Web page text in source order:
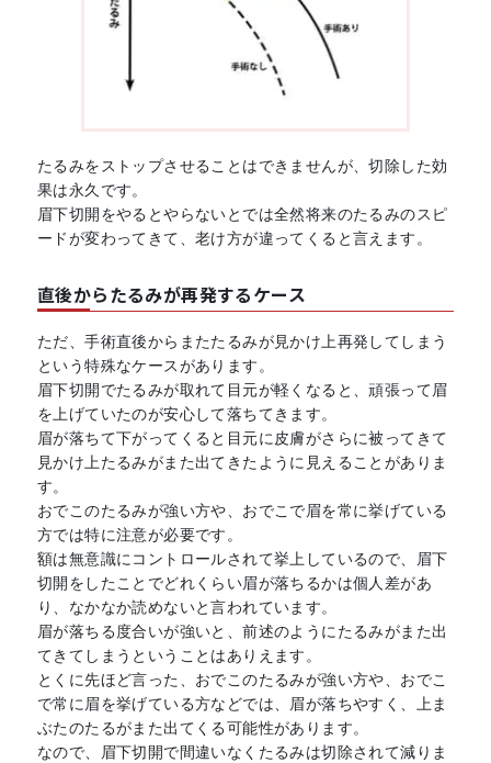
たるみをストップさせることはできませんが、切除した効
果は永久です。
眉下切開をやるとやらないとでは全然将来のたるみのスピ
ードが変わってきて、老け方が違ってくると言えます。
直後からたるみが再発するケース
ただ、手術直後からまたたるみが見かけ上再発してしまう
という特殊なケースがあります。
眉下切開でたるみが取れて目元が軽くなると、頑張って眉
を上げていたのが安心して落ちてきます。
眉が落ちて下がってくると目元に皮膚がさらに被ってきて
見かけ上たるみがまた出てきたように見えることがありま
す。
おでこのたるみが強い方や、おでこで眉を常に挙げている
方では特に注意が必要です。
額は無意識にコントロールされて挙上しているので、眉下
切開をしたことでどれくらい眉が落ちるかは個人差があ
り、なかなか読めないと言われています。
眉が落ちる度合いが強いと、前述のようにたるみがまた出
てきてしまうということはありえます。
とくに先ほど言った、おでこのたるみが強い方や、おでこ
で常に眉を挙げている方などでは、眉が落ちやすく、上ま
ぶたのたるがまた出てくる可能性があります。
なので、眉下切開で間違いなくたるみは切除されて減りま